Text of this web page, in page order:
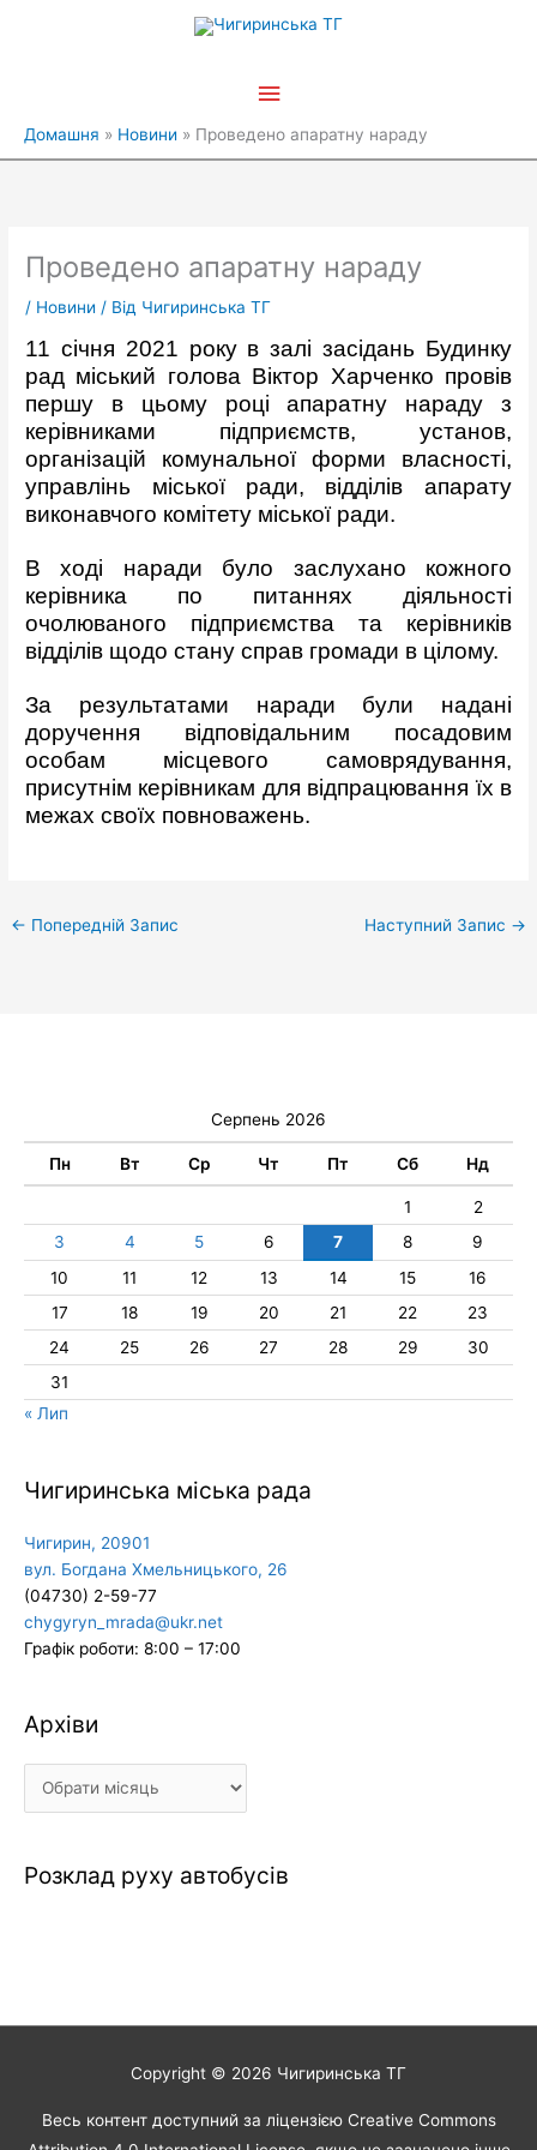
Головне
Домашня Новини Проведено апаратну нараду
Проведено апаратну нараду
/ Новини / Від Чигиринська ТГ
11 січня 2021 року в залі засідань Будинку
рад міський голова Віктор Харченко провів
першу в цьому році апаратну нараду з
керівниками підприємств, установ,
організацій комунальної форми власності,
управлінь міської ради, відділів апарату
виконавчого комітету міської ради.
В ході наради було заслухано кожного
керівника по питаннях діяльності
очолюваного підприємства та керівників
відділів щодо стану справ громади в цілому.
За результатами наради були надані
доручення відповідальним посадовим
особам місцевого самоврядування,
присутнім керівникам для відпрацювання їх в
межах своїх повноважень.
← Попередній Запис Наступний Запис →
Серпень 2026
Пн Вт Ср Чт Пт Сб Нд
1
2
3
4 5 6 7 8
9
10
11 12 13 14 15
16
17
18 19 20 21 22
23
24
25 26 27 28 29
30
31
« Лип
Чигиринська міська рада
Чигирин, 20901
вул. Богдана Хмельницького, 26
(04730) 2-59-77
chygyryn_mrada@ukr.net
Графік роботи: 8:00 – 17:00
Архіви
Архіви
Розклад руху автобусів
Copyright © 2026 Чигиринська ТГ
Весь контент доступний за ліцензією Creative Commons